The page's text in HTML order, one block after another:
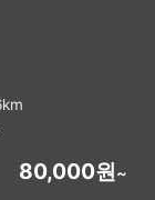
80,000원~